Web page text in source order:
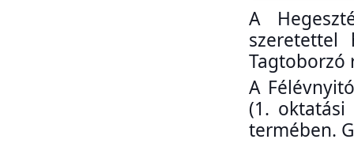
A
Tagtoborzó
A
(1. oktatási
termében.